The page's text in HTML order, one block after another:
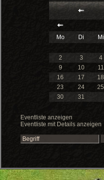
Mo
Di Mi
2
3 4
9
10 11
16
17 18
23
24 25
30
31
Eventliste anzeigen
Eventliste mit Details anzeigen